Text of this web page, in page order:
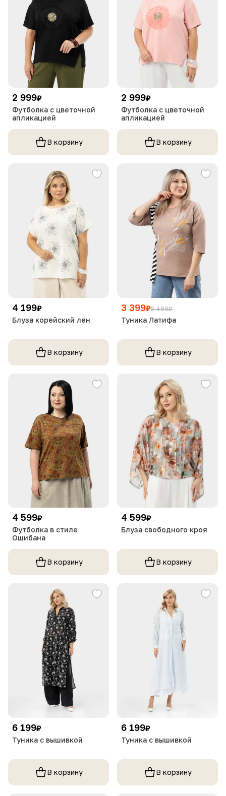
2 999₽
Футболка с цветочной
апликацией
В корзину
2 999₽
Футболка с цветочной
апликацией
В корзину
4 199₽
Блуза корейский лён
В корзину
3 399₽5 499₽
Туника Латифа
В корзину
4 599₽
Футболка в стиле
Ошибана
В корзину
4 599₽
Блуза свободного кроя
В корзину
6 199₽
Туника с вышивкой
В корзину
6 199₽
Туника с вышивкой
В корзину